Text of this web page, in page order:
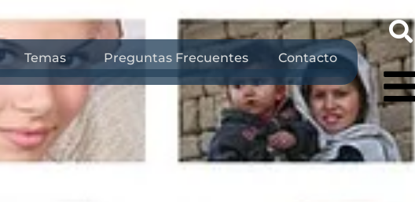
Temas Preguntas Frecuentes Contacto